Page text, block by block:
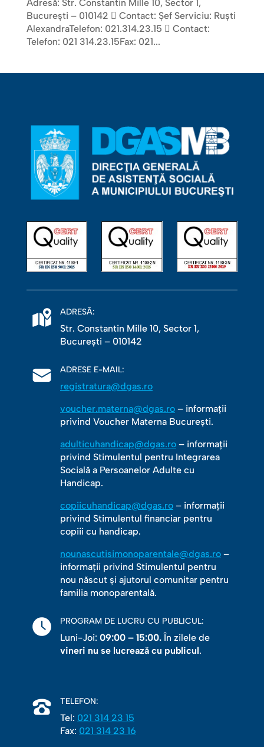
Adresă: Str. Constantin Mille 10, Sector 1,
Bucureşti – 010142  Contact: Șef Serviciu: Ruști
AlexandraTelefon: 021.314.23.15  Contact:
Telefon: 021 314.23.15Fax: 021...
ADRESĂ:
Str. Constantin Mille 10, Sector 1,
Bucureşti – 010142
ADRESE E-MAIL:
registratura@dgas.ro
voucher.materna@dgas.ro– informații
privind Voucher Materna București.
adulticuhandicap@dgas.ro– informații
privind Stimulentul pentru Integrarea
Socială a Persoanelor Adulte cu
Handicap.
copiicuhandicap@dgas.ro– informații
privind Stimulentul financiar pentru
copiii cu handicap.
nounascutisimonoparentale@dgas.ro–
informații privind Stimulentul pentru
nou născut și ajutorul comunitar pentru
familia monoparentală.
PROGRAM DE LUCRU CU PUBLICUL:
Luni-Joi: 09:00 – 15:00.În zilele de
vineri nu se lucrează cu publicul.
TELEFON:
Tel: 021 314 23 15
Fax: 021 314 23 16